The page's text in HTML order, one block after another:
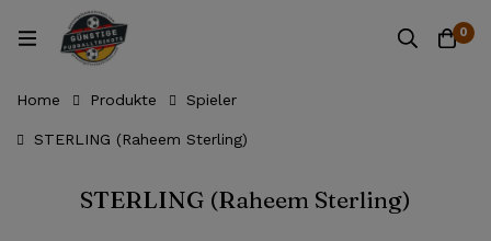
0
Home Produkte Spieler
STERLING (Raheem Sterling)
STERLING (Raheem Sterling)